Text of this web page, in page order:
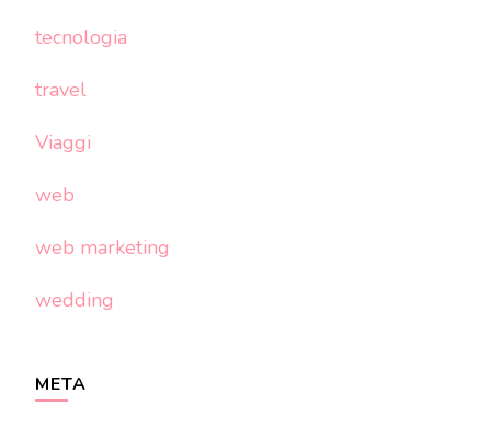
tecnologia
travel
Viaggi
web
web marketing
wedding
META